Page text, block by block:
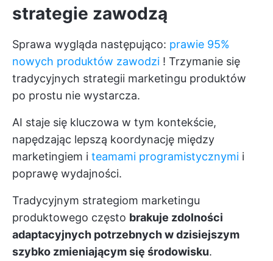
strategie zawodzą
Sprawa wygląda następująco: prawie 95%
nowych produktów zawodzi ! Trzymanie się
tradycyjnych strategii marketingu produktów
po prostu nie wystarcza.
AI staje się kluczowa w tym kontekście,
napędzając lepszą koordynację między
marketingiem i teamami programistycznymi i
poprawę wydajności.
Tradycyjnym strategiom marketingu
produktowego często brakuje zdolności
adaptacyjnych potrzebnych w dzisiejszym
szybko zmieniającym się środowisku.